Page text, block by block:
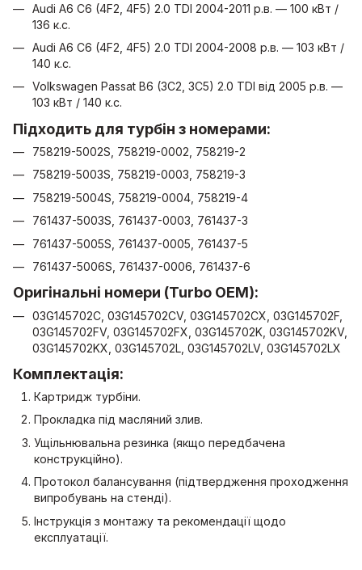
Audi A6 C6 (4F2, 4F5) 2.0 TDI 2004-2011 р.в. — 100 кВт /
136 к.с.
Audi A6 C6 (4F2, 4F5) 2.0 TDI 2004-2008 р.в. — 103 кВт /
140 к.с.
Volkswagen Passat B6 (3C2, 3C5) 2.0 TDI від 2005 р.в. —
103 кВт / 140 к.с.
Підходить для турбін з номерами:
758219-5002S, 758219-0002, 758219-2
758219-5003S, 758219-0003, 758219-3
758219-5004S, 758219-0004, 758219-4
761437-5003S, 761437-0003, 761437-3
761437-5005S, 761437-0005, 761437-5
761437-5006S, 761437-0006, 761437-6
Оригінальні номери (Turbo OEM):
03G145702C, 03G145702CV, 03G145702CX, 03G145702F,
03G145702FV, 03G145702FX, 03G145702K, 03G145702KV,
03G145702KX, 03G145702L, 03G145702LV, 03G145702LX
Комплектація:
Картридж турбіни.
Прокладка під масляний злив.
Ущільнювальна резинка (якщо передбачена
конструкційно).
Протокол балансування (підтвердження проходження
випробувань на стенді).
Інструкція з монтажу та рекомендації щодо
експлуатації.